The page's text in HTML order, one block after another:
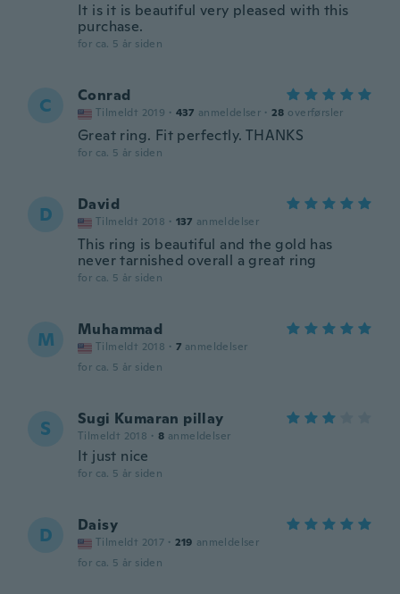
It is it is beautiful very pleased with this
purchase.
for ca. 5 år siden
C Conrad
Tilmeldt 2019 · 437 anmeldelser · 28 overførsler
Great ring. Fit perfectly. THANKS
for ca. 5 år siden
D David
Tilmeldt 2018 · 137 anmeldelser
This ring is beautiful and the gold has
never tarnished overall a great ring
for ca. 5 år siden
M Muhammad
Tilmeldt 2018 · 7 anmeldelser
for ca. 5 år siden
S Sugi Kumaran pillay
Tilmeldt 2018 · 8 anmeldelser
It just nice
for ca. 5 år siden
D Daisy
Tilmeldt 2017 · 219 anmeldelser
for ca. 5 år siden